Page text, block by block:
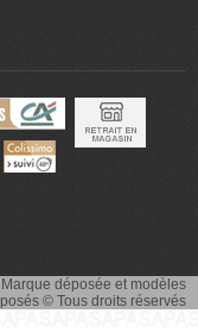
déposée et modèles
© Tous droits réservés